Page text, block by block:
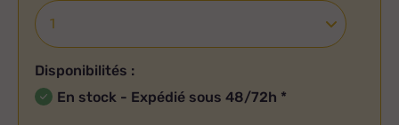
Disponibilités :
En stock - Expédié sous 48/72h *